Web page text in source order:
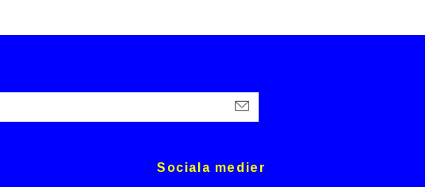
Sociala medier